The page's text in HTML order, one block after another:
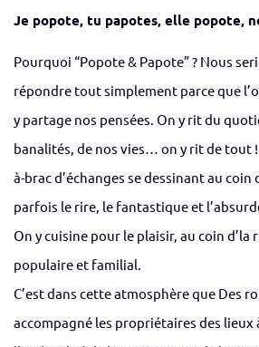
Je popote, tu papotes, elle popote,
Pourquoi “Popote & Papote” ? Nous
répondre tout simplement parce que
y partage nos pensées. On y rit du
banalités, de nos vies… on y rit de tout !
à-brac d’échanges se dessinant au
parfois le rire, le fantastique et
On y cuisine pour le plaisir, au coin d’la
populaire et familial.
C’est dans cette atmosphère que Des
accompagné les propriétaires des lieux